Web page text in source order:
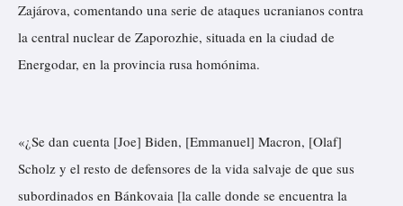
Zajárova, comentando una serie de ataques ucranianos contra
la central nuclear de Zaporozhie, situada en la ciudad de
Energodar, en la provincia rusa homónima.
«¿Se dan cuenta [Joe] Biden, [Emmanuel] Macron, [Olaf]
Scholz y el resto de defensores de la vida salvaje de que sus
subordinados en Bánkovaia [la calle donde se encuentra la